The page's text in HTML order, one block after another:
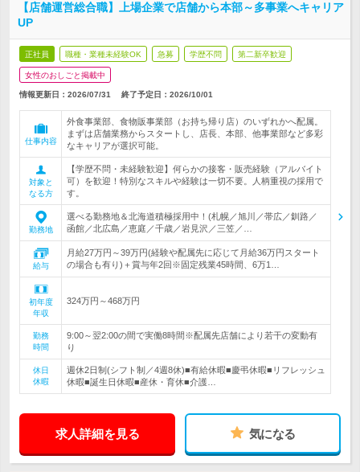
【店舗運営総合職】上場企業で店舗から本部～多事業へキャリア
UP
正社員 職種・業種未経験OK 急募 学歴不問 第二新卒歓迎
女性のおしごと掲載中
情報更新日：2026/07/31 終了予定日： 2026/10/01
仕事内容
外食事業部、食物販事業部（お持ち帰り店）のいずれかへ配属。
まずは店舗業務からスタートし、店長、本部、他事業部など多彩
なキャリアが選択可能。
対象と
なる方
【学歴不問・未経験歓迎】何らかの接客・販売経験（アルバイト
可）を歓迎！特別なスキルや経験は一切不要。人柄重視の採用で
す。
勤務地
選べる勤務地＆北海道積極採用中！(札幌／旭川／帯広／釧路／
函館／北広島／恵庭／千歳／岩見沢／三笠／…
給与
月給27万円～39万円(経験や配属先に応じて月給36万円スタート
の場合も有り)＋賞与年2回※固定残業45時間、6万1…
初年度
年収
324万円～468万円
勤務
時間
9:00～翌2:00の間で実働8時間※配属先店舗により若干の変動有
り
休日
休暇
週休2日制(シフト制／4週8休)■有給休暇■慶弔休暇■リフレッシュ
休暇■誕生日休暇■産休・育休■介護…
求人詳細を見る 気になる